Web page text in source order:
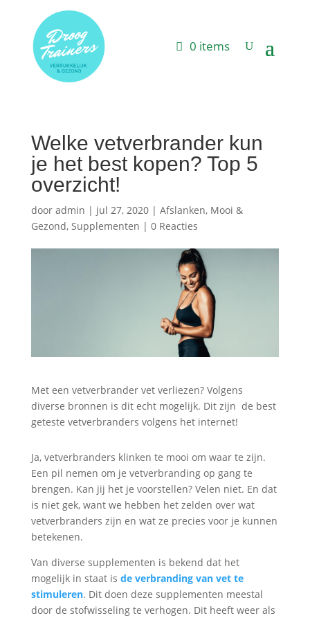
0 items
Welke vetverbrander kun
je het best kopen? Top 5
overzicht!
door admin | jul 27, 2020| Afslanken, Mooi &
Gezond, Supplementen | 0 Reacties
Met een vetverbrander vet verliezen? Volgens
diverse bronnen is dit echt mogelijk. Dit zijn de best
geteste vetverbranders volgens het internet!
Ja, vetverbranders klinken te mooi om waar te zijn.
Een pil nemen om je vetverbranding op gang te
brengen. Kan jij het je voorstellen? Velen niet. En dat
is niet gek, want we hebben het zelden over wat
vetverbranders zijn en wat ze precies voor je kunnen
betekenen.
Van diverse supplementen is bekend dat het
mogelijk in staat is de verbranding van vet te
stimuleren. Dit doen deze supplementen meestal
door de stofwisseling te verhogen. Dit heeft weer als